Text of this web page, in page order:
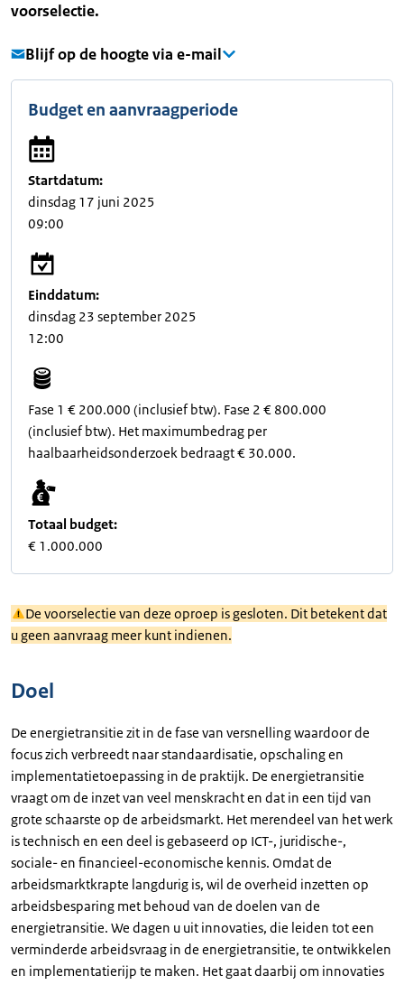
voorselectie.
Blijf op de hoogte via e-mail
Budget en aanvraagperiode
Startdatum:
dinsdag 17 juni 2025
09:00
Einddatum:
dinsdag 23 september 2025
12:00
Fase 1 € 200.000 (inclusief btw). Fase 2 € 800.000
(inclusief btw). Het maximumbedrag per
haalbaarheidsonderzoek bedraagt € 30.000.
Totaal budget:
€ 1.000.000
De voorselectie van deze oproep is gesloten. Dit betekent dat
u geen aanvraag meer kunt indienen.
Doel
De energietransitie zit in de fase van versnelling waardoor de
focus zich verbreedt naar standaardisatie, opschaling en
implementatietoepassing in de praktijk. De energietransitie
vraagt om de inzet van veel menskracht en dat in een tijd van
grote schaarste op de arbeidsmarkt. Het merendeel van het werk
is technisch en een deel is gebaseerd op ICT-, juridische-,
sociale- en financieel-economische kennis. Omdat de
arbeidsmarktkrapte langdurig is, wil de overheid inzetten op
arbeidsbesparing met behoud van de doelen van de
energietransitie. We dagen u uit innovaties, die leiden tot een
verminderde arbeidsvraag in de energietransitie, te ontwikkelen
en implementatierijp te maken. Het gaat daarbij om innovaties